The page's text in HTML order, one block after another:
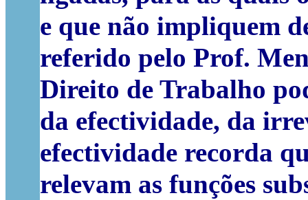
e que não impliquem
referido pelo Prof.
Direito de Trabalho
da efectividade, da
efectividade recorda
relevam as funções